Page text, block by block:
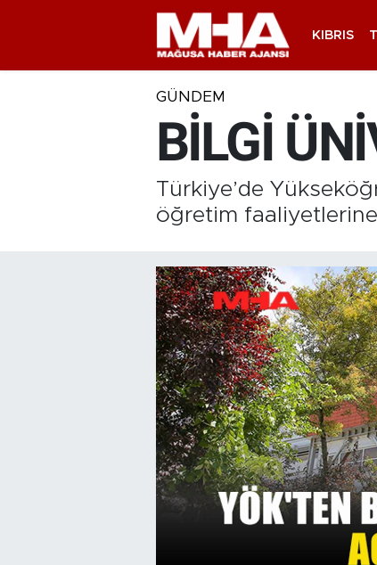
KIBRIS
GÜNDEM
BİLGİ
Türkiye’de
öğretim faaliyetlerine